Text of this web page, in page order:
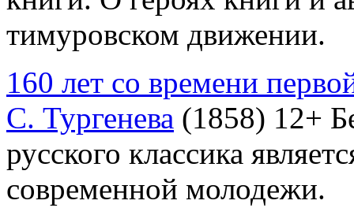
тимуровском движении.
160 лет со времени
С. Тургенева (1858) 12+
русского классика
современной молодежи.